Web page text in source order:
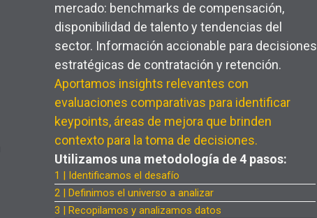
mercado: benchmarks de compensación,
disponibilidad de talento y tendencias del
sector. Información accionable para decisiones
estratégicas de contratación y retención.
Aportamos insights relevantes con
evaluaciones comparativas para identificar
keypoints, áreas de mejora que brinden
contexto para la toma de decisiones.
Utilizamos una metodología de 4 pasos:
1 | Identificamos el desafío
2 | Definimos el universo a analizar
3 | Recopilamos y analizamos datos